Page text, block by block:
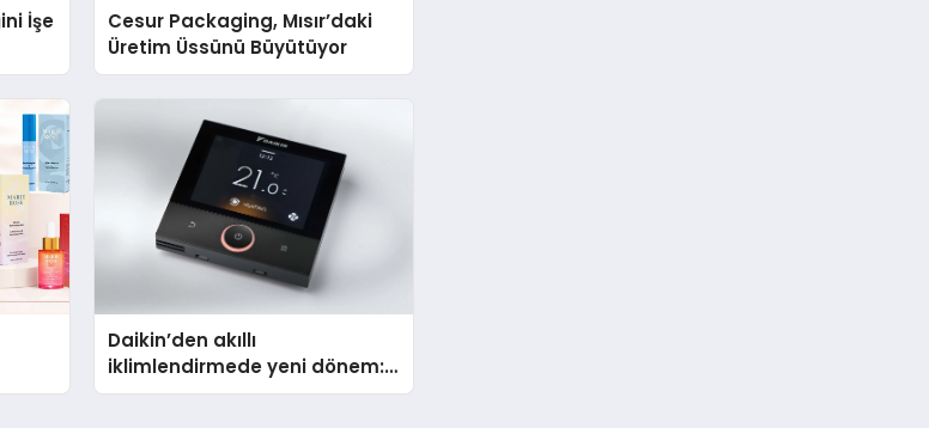
İşe
Cesur Packaging, Mısır’daki
Üretim Üssünü Büyütüyor
Daikin’den akıllı
iklimlendirmede yeni dönem:
Madoka Plus Türkiye’de